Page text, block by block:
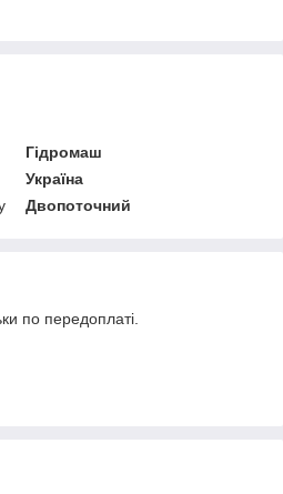
Гідромаш
Україна
Двопоточний
по передоплаті.